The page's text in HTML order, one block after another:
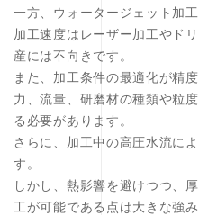
一方、ウォータージェット加
加工速度はレーザー加工やド
産には不向きです。
また、加工条件の最適化が精
力、流量、研磨材の種類や粒
る必要があります。
さらに、加工中の高圧水流に
す。
しかし、熱影響を避けつつ、
工が可能である点は大きな強